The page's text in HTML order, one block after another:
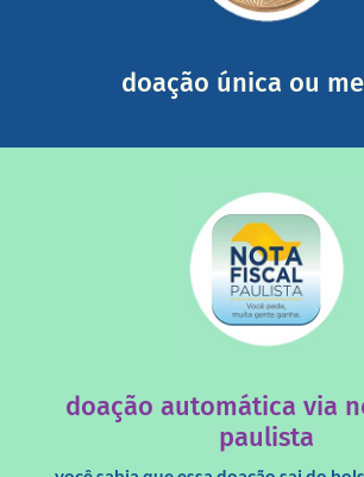
doação única ou
mail mostrando tudo o que fizemos
doação automática via
paulista
saiba mais